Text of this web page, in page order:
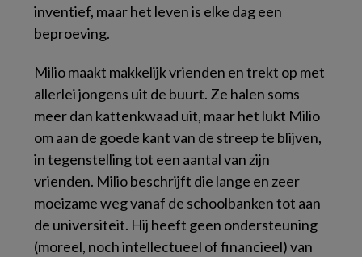
inventief, maar het leven is elke dag een
beproeving.
Milio maakt makkelijk vrienden en trekt op met
allerlei jongens uit de buurt. Ze halen soms
meer dan kattenkwaad uit, maar het lukt Milio
om aan de goede kant van de streep te blijven,
in tegenstelling tot een aantal van zijn
vrienden. Milio beschrijft die lange en zeer
moeizame weg vanaf de schoolbanken tot aan
de universiteit. Hij heeft geen ondersteuning
(moreel, noch intellectueel of financieel) van